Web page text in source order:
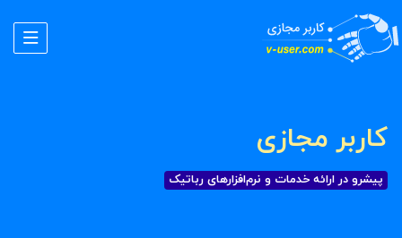
کاربر مجازی
پیشرو در ارائه خدمات و نرم‌افزارهای رباتیک